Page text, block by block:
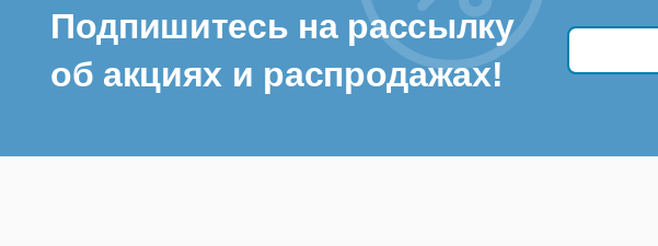
Подпишитесь на рассылку
об акциях и распродажах!